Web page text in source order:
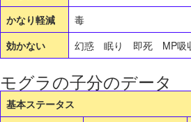
かなり軽減
毒
効かない
幻惑 眠り 即死 MP
モグラの子分のデータ
基本ステータス